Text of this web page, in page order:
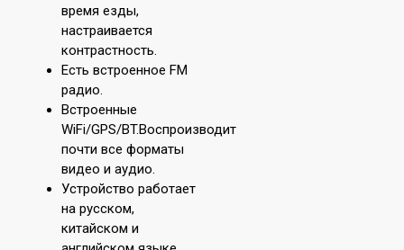
время езды,
настраивается
контрастность.
Есть встроенное FM
радио.
Встроенные
WiFi/GPS/BT.Воспроизводит
почти все форматы
видео и аудио.
Устройство работает
на русском,
китайском и